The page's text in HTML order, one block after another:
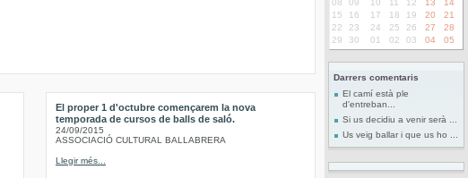
El proper 1 d'octubre començarem la nova
temporada de cursos de balls de saló.
24/09/2015
ASSOCIACIÓ CULTURAL BALLABRERA
Llegir més...
08
09 10 11 12 13
14
15
16 17 18 19 20
21
22
23 24 25 26 27
28
29
30 01 02 03 04 05
Darrers comentaris
El camí està ple
d'entreban...
Si us decidiu a venir serà ...
Us veig ballar i que us ho ...